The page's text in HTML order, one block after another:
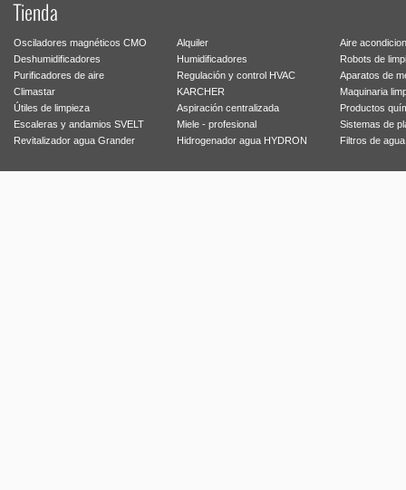
Tienda
Osciladores magnéticos CMO Alquiler
Aire
Deshumidificadores
Humidificadores
Robots de
Purificadores de aire
Regulación y control HVAC
Aparatos de
Climastar
KARCHER
Maquinaria
Útiles de limpieza
Aspiración centralizada
Productos
Escaleras y andamios SVELT
Miele - profesional
Sistemas de
Revitalizador agua Grander
Hidrogenador agua HYDRON Filtros de